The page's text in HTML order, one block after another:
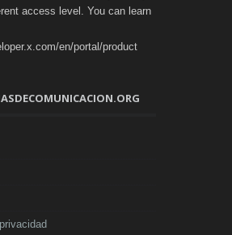
access level. You can learn
en/portal/product